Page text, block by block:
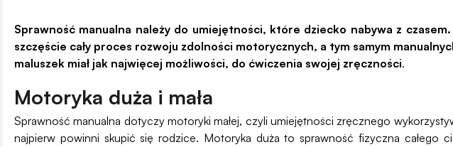
Sprawność manualna należy do umiejętności, które dziecko nabywa z
szczęście cały proces rozwoju zdolności motorycznych, a tym samym
maluszek miał jak najwięcej możliwości, do ćwiczenia swojej zręczności.
Motoryka duża i mała
Sprawność manualna dotyczy motoryki małej, czyli umiejętności zręcznego
najpierw powinni skupić się rodzice. Motoryka duża to sprawność fizyczna